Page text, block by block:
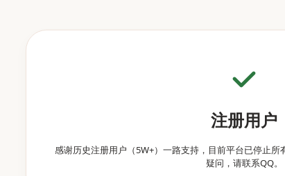
注册用户
感谢历史注册用户（5W+）一路支持，目前平台已停止
疑问，请联系QQ。